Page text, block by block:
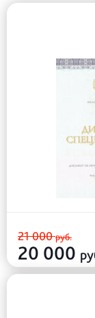
21 000руб.
20 000